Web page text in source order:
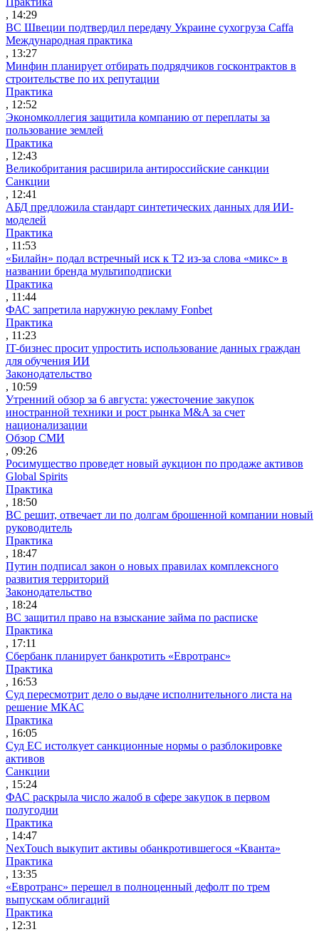
, 14:29
ВС Швеции подтвердил передачу Украине сухогруза Caffa
Международная практика
, 13:27
Минфин планирует отбирать подрядчиков госконтрактов в
строительстве по их репутации
Практика
, 12:52
Экономколлегия защитила компанию от переплаты за
пользование землей
Практика
, 12:43
Великобритания расширила антироссийские санкции
Санкции
, 12:41
АБД предложила стандарт синтетических данных для ИИ-
моделей
Практика
, 11:53
«Билайн» подал встречный иск к Т2 из-за слова «микс» в
названии бренда мультиподписки
Практика
, 11:44
ФАС запретила наружную рекламу Fonbet
Практика
, 11:23
IT-бизнес просит упростить использование данных граждан
для обучения ИИ
Законодательство
, 10:59
Утренний обзор за 6 августа: ужесточение закупок
иностранной техники и рост рынка M&A за счет
национализации
Обзор СМИ
, 09:26
Росимущество проведет новый аукцион по продаже активов
Global Spirits
Практика
, 18:50
ВС решит, отвечает ли по долгам брошенной компании новый
руководитель
Практика
, 18:47
Путин подписал закон о новых правилах комплексного
развития территорий
Законодательство
, 18:24
ВС защитил право на взыскание займа по расписке
Практика
, 17:11
Сбербанк планирует банкротить «Евротранс»
Практика
, 16:53
Суд пересмотрит дело о выдаче исполнительного листа на
решение МКАС
Практика
, 16:05
Суд ЕС истолкует санкционные нормы о разблокировке
активов
Санкции
, 15:24
ФАС раскрыла число жалоб в сфере закупок в первом
полугодии
Практика
, 14:47
NexTouch выкупит активы обанкротившегося «Кванта»
Практика
, 13:35
«Евротранс» перешел в полноценный дефолт по трем
выпускам облигаций
Практика
, 12:31